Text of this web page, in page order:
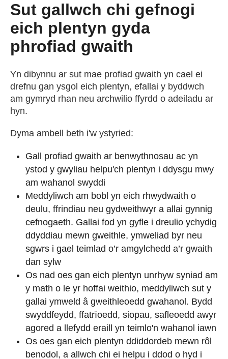
Sut gallwch chi gefnogi
eich plentyn gyda
phrofiad gwaith
Yn dibynnu ar sut mae profiad gwaith yn cael ei
drefnu gan ysgol eich plentyn, efallai y byddwch
am gymryd rhan neu archwilio ffyrdd o adeiladu ar
hyn.
Dyma ambell beth i'w ystyried:
Gall profiad gwaith ar benwythnosau ac yn
ystod y gwyliau helpu'ch plentyn i ddysgu mwy
am wahanol swyddi
Meddyliwch am bobl yn eich rhwydwaith o
deulu, ffrindiau neu gydweithwyr a allai gynnig
cefnogaeth. Gallai fod yn gyfle i dreulio ychydig
ddyddiau mewn gweithle, ymweliad byr neu
sgwrs i gael teimlad o’r amgylchedd a’r gwaith
dan sylw
Os nad oes gan eich plentyn unrhyw syniad am
y math o le yr hoffai weithio, meddyliwch sut y
gallai ymweld â gweithleoedd gwahanol. Bydd
swyddfeydd, ffatrïoedd, siopau, safleoedd awyr
agored a llefydd eraill yn teimlo'n wahanol iawn
Os oes gan eich plentyn ddiddordeb mewn rôl
benodol, a allwch chi ei helpu i ddod o hyd i